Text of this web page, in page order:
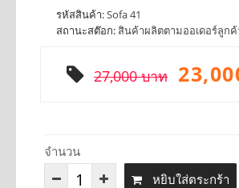
รหัสสินค้า:Sofa 41
สถานะสต๊อก: สินค้าผลิตตามออเดอร์ลูกค้
27,000 บาท
จำนวน
หยิบใส่ตระกร้า